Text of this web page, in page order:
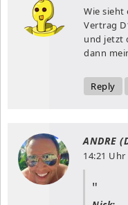
Wie sieht
Vertrag
und jetzt
dann
Reply
ANDRE
14:21 Uhr